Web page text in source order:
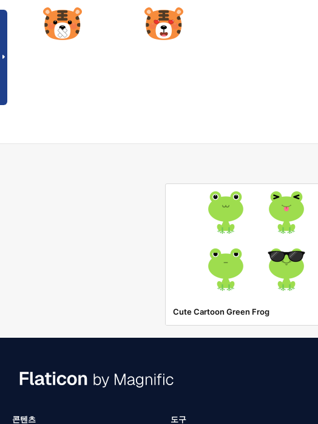
Cute Cartoon Green Frog
콘텐츠 도구